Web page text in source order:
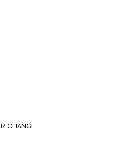
CHANGE